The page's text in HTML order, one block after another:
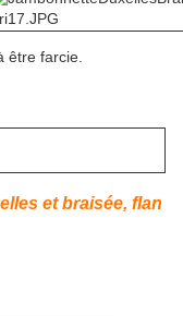
être farcie.
et braisée, flan